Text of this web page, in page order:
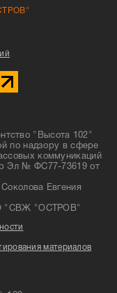
"Высота 102"
по надзору в сфере
коммуникаций
Эл № ФС77-73619 от
Евгения
"СВЖ "ОСТРОВ"
материалов